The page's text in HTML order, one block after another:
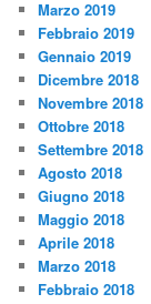
Marzo 2019
Febbraio 2019
Gennaio 2019
Dicembre 2018
Novembre 2018
Ottobre 2018
Settembre 2018
Agosto 2018
Giugno 2018
Maggio 2018
Aprile 2018
Marzo 2018
Febbraio 2018